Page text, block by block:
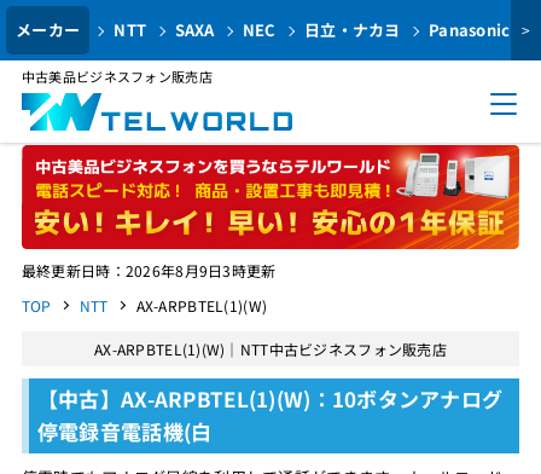
メーカー NTT SAXA NEC 日立・ナカヨ Panasonic >
中古美品ビジネスフォン販売店
最終更新日時：2026年8月9日3時更新
TOP
NTT AX-ARPBTEL(1)(W)
AX-ARPBTEL(1)(W)｜NTT中古ビジネスフォン販売店
【中古】AX-ARPBTEL(1)(W)：10ボタンアナログ
停電録音電話機(白